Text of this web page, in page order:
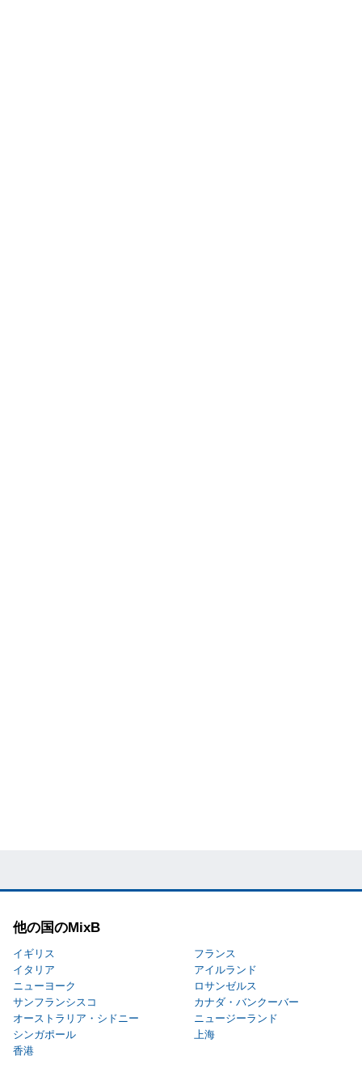
他の国のMixB
イギリス
フランス
イタリア
アイルランド
ニューヨーク
ロサンゼルス
サンフランシスコ
カナダ・バンクーバー
オーストラリア・シドニー
ニュージーランド
シンガポール
上海
香港